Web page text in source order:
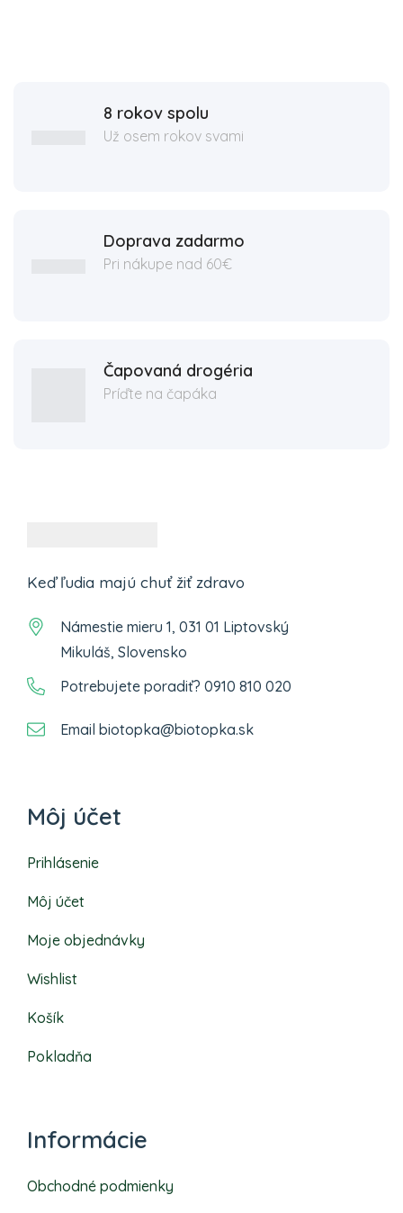
8 rokov spolu
Už osem rokov svami
Doprava zadarmo
Pri nákupe nad 60€
Čapovaná drogéria
Príďte na čapáka
Keď ľudia majú chuť žiť zdravo
Námestie mieru 1, 031 01 Liptovský
Mikuláš, Slovensko
Potrebujete poradiť? 0910 810 020
Email biotopka@biotopka.sk
Môj účet
Prihlásenie
Môj účet
Moje objednávky
Wishlist
Košík
Pokladňa
Informácie
Obchodné podmienky